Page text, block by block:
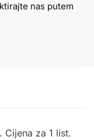
nas putem
za 1 list.